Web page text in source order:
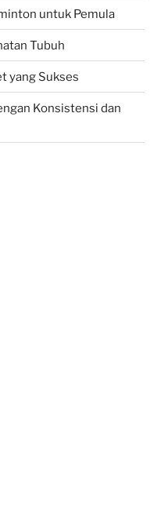
untuk Pemula
Tubuh
yang Sukses
Konsistensi dan